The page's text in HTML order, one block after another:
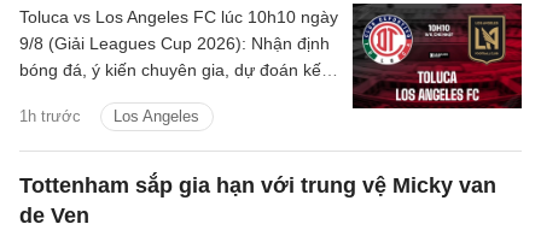
1h trước Los Angeles
Toluca vs Los Angeles FC lúc 10h10 ngày
9/8 (Giải Leagues Cup 2026): Nhận định
bóng đá, ý kiến chuyên gia, dự đoán kết
Tottenham sắp gia hạn với trung vệ Micky van
de Ven